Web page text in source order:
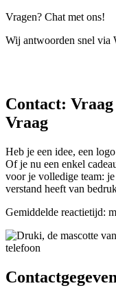
Vragen? Chat met ons!
Wij antwoorden snel via
Contact:
Vraag
Heb je een idee, een
Of je nu een enkel
voor je volledige team:
verstand heeft van
Gemiddelde reactietijd: